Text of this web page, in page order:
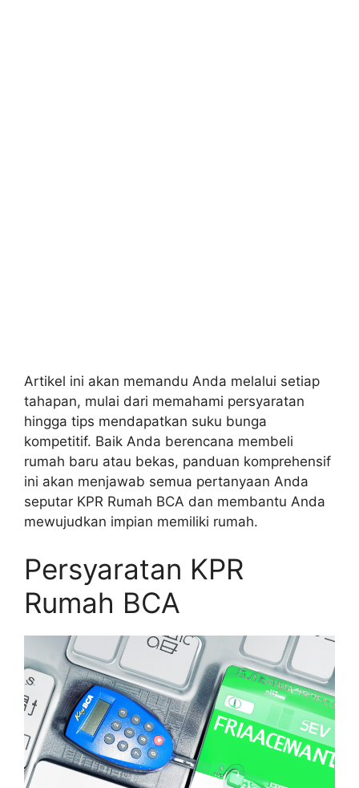
Artikel ini akan memandu Anda melalui setiap
tahapan, mulai dari memahami persyaratan
hingga tips mendapatkan suku bunga
kompetitif. Baik Anda berencana membeli
rumah baru atau bekas, panduan komprehensif
ini akan menjawab semua pertanyaan Anda
seputar KPR Rumah BCA dan membantu Anda
mewujudkan impian memiliki rumah.
Persyaratan KPR
Rumah BCA